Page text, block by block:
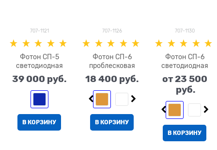
707-1121
Фотон СП-5
светодиодная
39 000 руб.
В КОРЗИНУ
707-1126
Фотон СП-6
проблесковая
18 400 руб.
В КОРЗИНУ
707-1130
Фотон СП-6
светодиодная
от23 500
руб.
В КОРЗИНУ